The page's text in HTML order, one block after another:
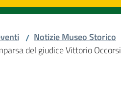
/ Notizie Museo Storico
del giudice Vittorio